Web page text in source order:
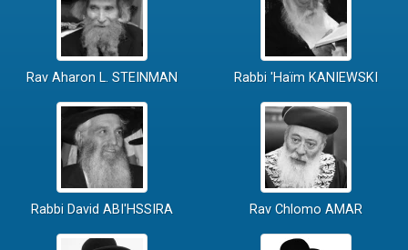
Rav Aharon L. STEINMAN Rabbi 'Haïm KANIEWSKI
Rabbi David ABI'HSSIRA Rav Chlomo AMAR